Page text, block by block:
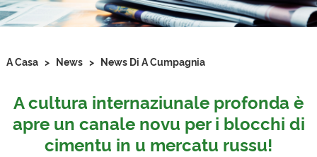
A Casa > News > News Di A Cumpagnia
A cultura internaziunale profonda è
apre un canale novu per i blocchi di
cimentu in u mercatu russu!